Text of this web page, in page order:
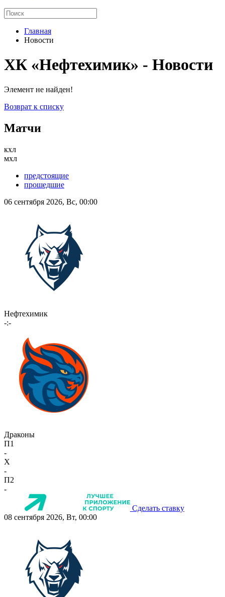
Главная
Новости
ХК «Нефтехимик» - Новости
Элемент не найден!
Возврат к списку
Матчи
кхл
мхл
предстоящие
прошедшие
06 сентября 2026, Вс, 00:00
Нефтехимик
-:-
Драконы
П1
-
X
-
П2
-
Сделать ставку
08 сентября 2026, Вт, 00:00